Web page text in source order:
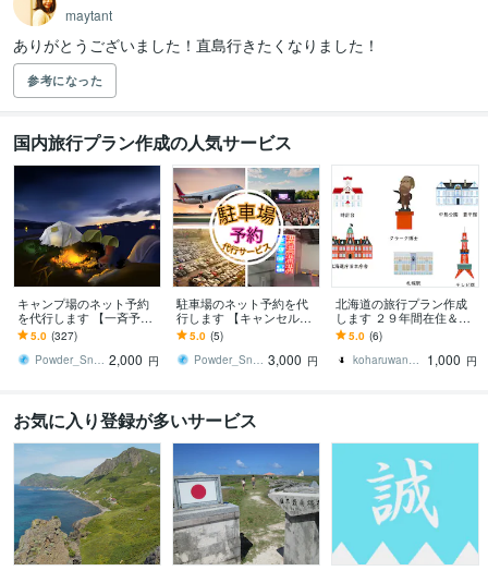
maytant
参考になった
国内旅行プラン作成の人気サービス
キャンプ場のネット予約
を代行します 【一斉予約
プラン】予約受付スター
ト時刻ピッタリに予約し
ます
5.0 (327)
Powder_Snow 2,000 円
駐車場のネット予約を代
行します 【キャンセル待
ちプラン】２４時間常に
空き状態をチェックしま
す
5.0 (5)
Powder_Snow 3,000 円
北海道の旅行プラン作成
します ２９年間在住＆道
の駅スタンプ完全制覇の
私に任せてください
5.0 (6)
koharuwanwan
1,000 円
お気に入り登録が多いサービス